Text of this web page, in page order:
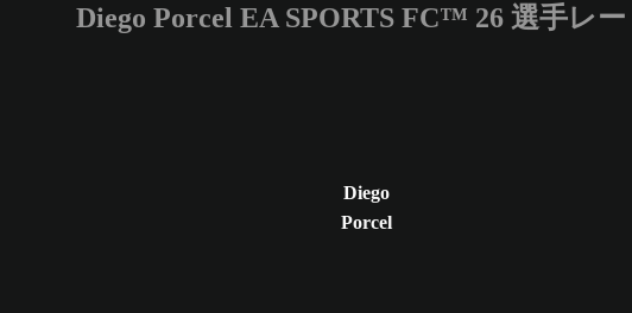
3文字以上の文字または数字を入力してください。
Diego Porcel EA SPORTS FC™ 26 選手レ
Diego
Porcel